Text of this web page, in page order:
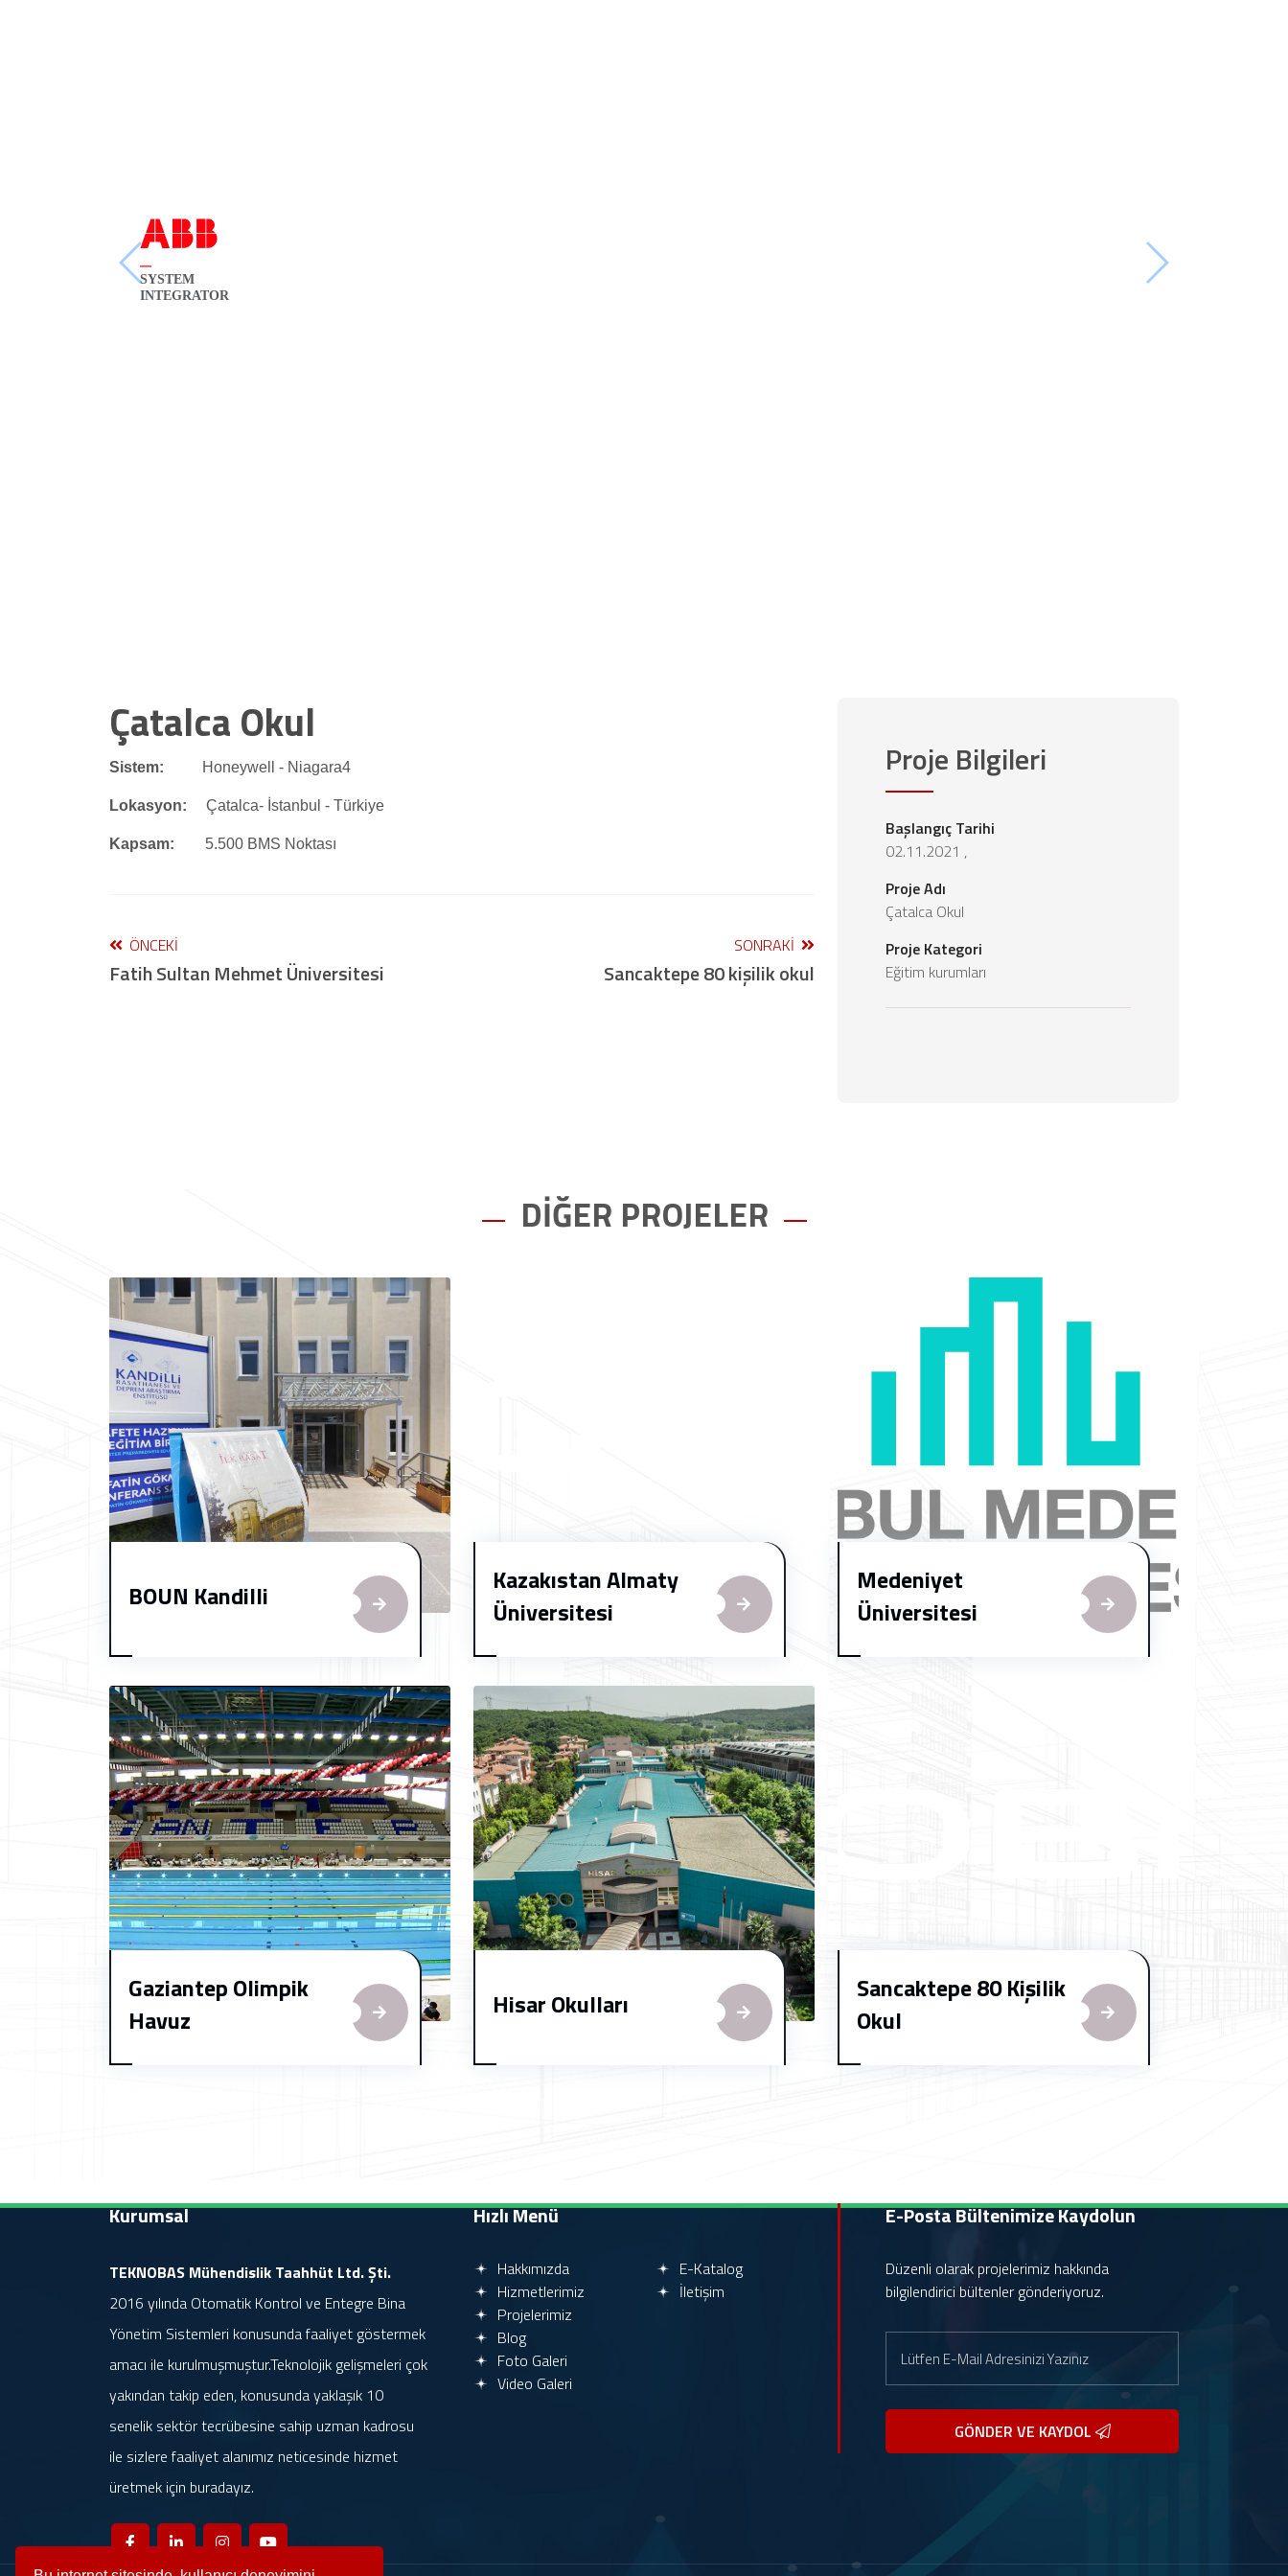
Çatalca Okul
Sistem: Honeywell - Niagara4
Lokasyon: Çatalca- İstanbul - Türkiye
Kapsam: 5.500 BMS Noktası
ÖNCEKI
Fatih Sultan Mehmet Üniversitesi
SONRAKI
Sancaktepe 80 kişilik okul
Proje Bilgileri
Başlangıç Tarihi
02.11.2021 ,
Proje Adı
Çatalca Okul
Proje Kategori
Eğitim kurumları
DİĞER PROJELER
BOUN Kandilli
Kazakıstan Almaty
Üniversitesi
Medeniyet
Üniversitesi
Gaziantep Olimpik
Havuz
Hisar Okulları
Sancaktepe 80 Kişilik
Okul
Kurumsal
TEKNOBAS Mühendislik Taahhüt Ltd. Şti.
2016 yılında Otomatik Kontrol ve Entegre Bina
Yönetim Sistemleri konusunda faaliyet göstermek
amacı ile kurulmuşmuştur.Teknolojik gelişmeleri çok
yakından takip eden, konusunda yaklaşık 10
senelik sektör tecrübesine sahip uzman kadrosu
ile sizlere faaliyet alanımız neticesinde hizmet
üretmek için buradayız.
Hızlı Menü
Hakkımızda
Hizmetlerimiz
Projelerimiz
Blog
Foto Galeri
Video Galeri
E-Katalog
İletişim
E-Posta BültenimizeKaydolun
Düzenli olarak projelerimiz hakkında
bilgilendirici bültenler gönderiyoruz.
GÖNDER VE KAYDOL